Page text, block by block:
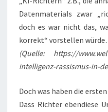
Datenmaterials zwar
doch es war nicht das,
korrekt“ vorstellen
(Quelle: https://
intelligenz-rassismus-in-
Doch was haben die
Dass Richter ebendiese